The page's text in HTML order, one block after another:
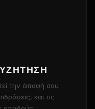
την άποψή σου
και τις